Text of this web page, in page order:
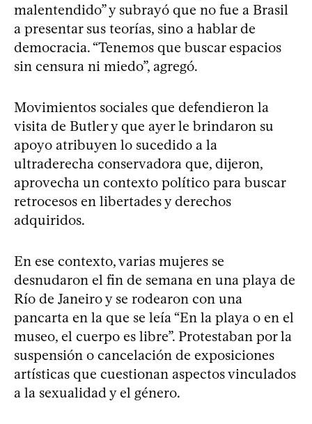
malentendido” y subrayó que no fue a Brasil
a presentar sus teorías, sino a hablar de
democracia. “Tenemos que buscar espacios
sin censura ni miedo”, agregó.
Movimientos sociales que defendieron la
visita de Butler y que ayer le brindaron su
apoyo atribuyen lo sucedido a la
ultraderecha conservadora que, dijeron,
aprovecha un contexto político para buscar
retrocesos en libertades y derechos
adquiridos.
En ese contexto, varias mujeres se
desnudaron el fin de semana en una playa de
Río de Janeiro y se rodearon con una
pancarta en la que se leía “En la playa o en el
museo, el cuerpo es libre”. Protestaban por la
suspensión o cancelación de exposiciones
artísticas que cuestionan aspectos vinculados
a la sexualidad y el género.